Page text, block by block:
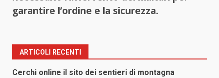
garantire l’ordine e la sicurezza.
ARTICOLI RECENTI
Cerchi online il sito dei sentieri di montagna